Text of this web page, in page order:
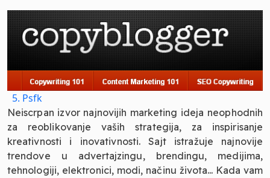
5. Psfk
Neiscrpan izvor najnovijih marketing ideja neophodnih
za reoblikovanje vaših strategija, za inspirisanje
kreativnosti i inovativnosti. Sajt istražuje najnovije
trendove u advertajzingu, brendingu, medijima,
tehnologiji, elektronici, modi, načinu života... Kada vam